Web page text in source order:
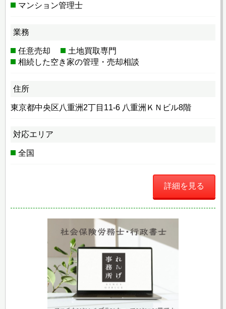
マンション管理士
業務
任意売却
土地買取専門
相続した空き家の管理・売却相談
住所
東京都中央区八重洲2丁目11-6 八重洲ＫＮビル8階
対応エリア
全国
詳細を見る